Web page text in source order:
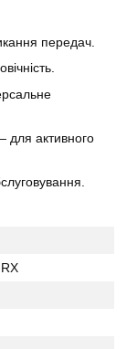
передач.
для активного